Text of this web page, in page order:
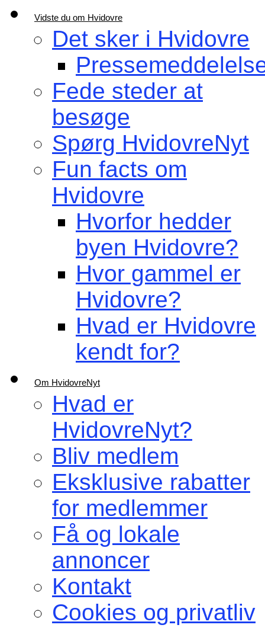
Vidste du om Hvidovre
Det sker i Hvidovre
Fede steder at
besøge
Spørg HvidovreNyt
Fun facts om
Hvidovre
Hvorfor hedder
byen Hvidovre?
Hvor gammel er
Hvidovre?
Hvad er Hvidovre
kendt for?
Om HvidovreNyt
Hvad er
HvidovreNyt?
Bliv medlem
Eksklusive rabatter
for medlemmer
Få og lokale
annoncer
Kontakt
Cookies og privatliv